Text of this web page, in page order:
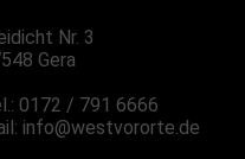
Nr. 3
Gera
0172 / 791 6666
info@westvororte.de